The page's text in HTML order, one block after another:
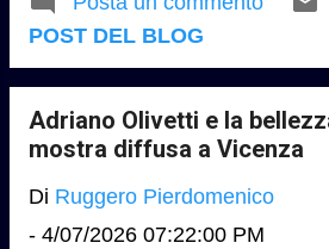
il-Comune/Eventi/
https://event...
Festa del Lavoro, i
archeologici e i
statali saranno
costi e
regione ,
cura degli Istituti
https://
maggio-2026
POST DEL BLOG
Adriano Olivetti e la
mostra diffusa a Vicenza
Di Ruggero Pierdomenico
- 4/07/2026 07:22:00 PM